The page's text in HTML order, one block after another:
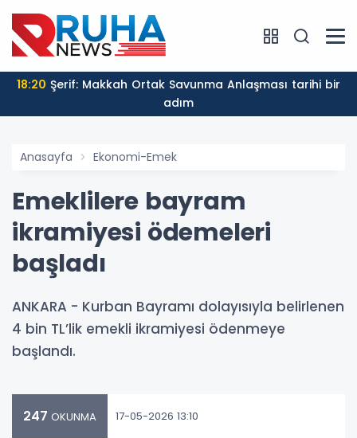
18:20
adım
Anasayfa Ekonomi-Emek
Emeklilere bayram
ikramiyesi ödemeleri
başladı
ANKARA - Kurban Bayramı dolayısıyla belirlenen
4 bin TL’lik emekli ikramiyesi ödenmeye
başlandı.
247 OKUNMA 17-05-2026 13:10